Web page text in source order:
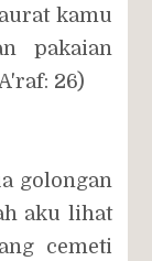
kamu
pakaian
26)
golongan
aku lihat
cemeti